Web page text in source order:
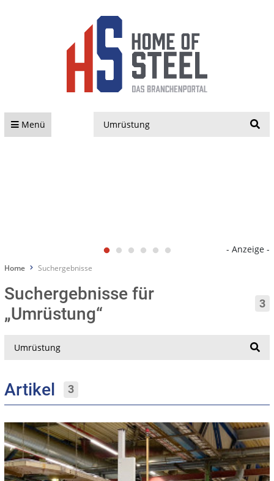
Menü
- Anzeige -
Home Suchergebnisse
Suchergebnisse für
„Umrüstung“
3
Artikel 3